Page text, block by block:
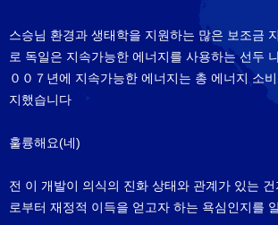
스승님 환경과 생태학을 지원하는 많은 보조금
로 독일은 지속가능한 에너지를 사용하는 선두
００７년에 지속가능한 에너지는 총 에너지 소
지했습니다
훌륭해요(네)
전 이 개발이 의식의 진화 상태와 관계가 있는
로부터 재정적 이득을 얻고자 하는 욕심인지를